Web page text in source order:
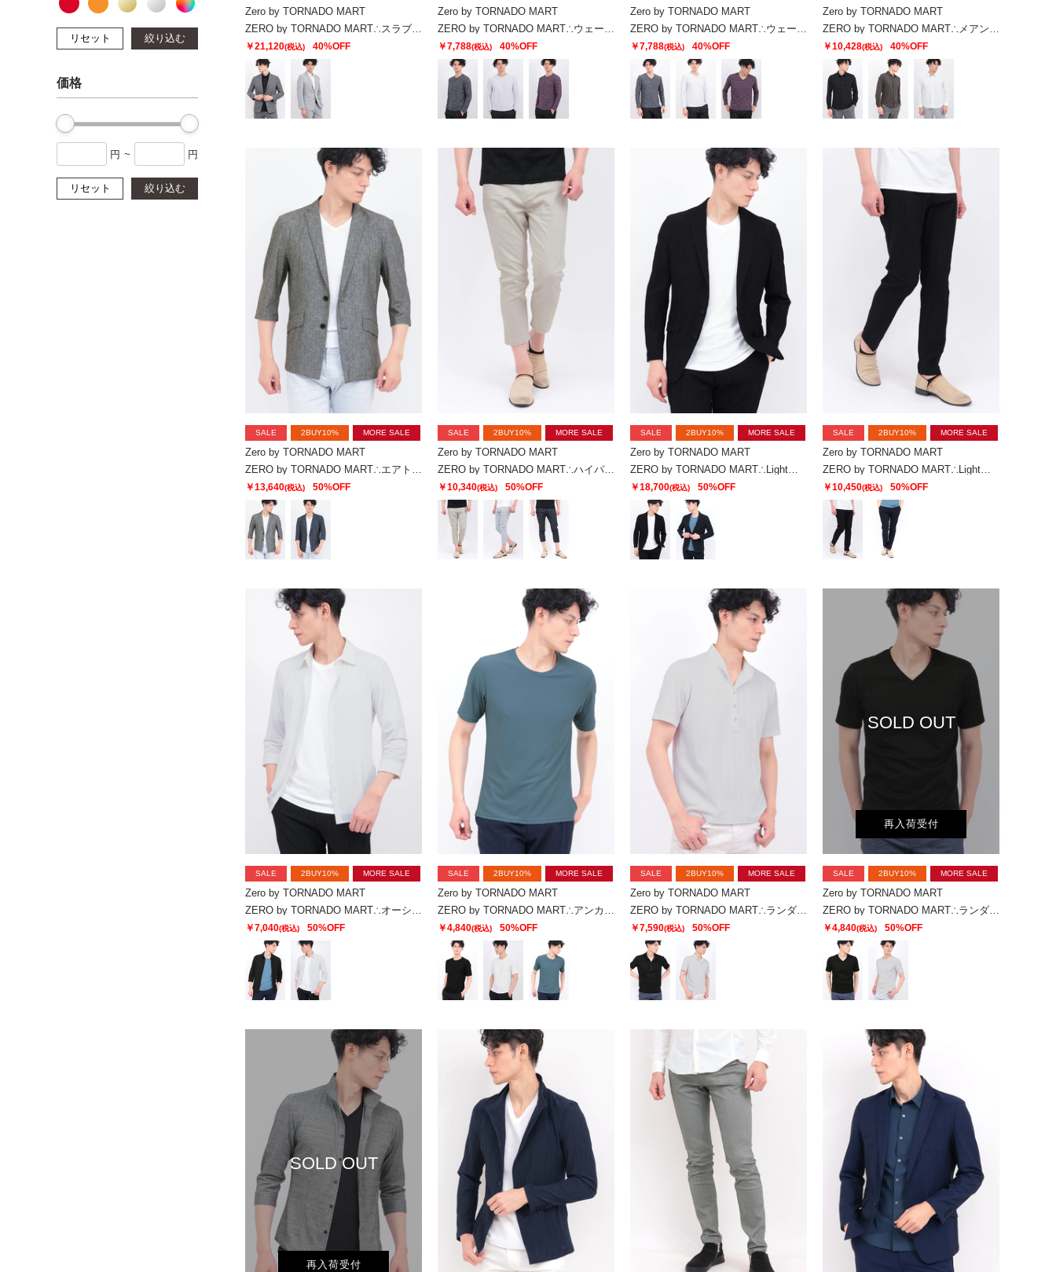
リセット 絞り込む
価格
円 ~ 円
リセット 絞り込む
Zero by TORNADO MART
￥21,120(税込) 40%OFF
Zero by TORNADO MART
￥7,788(税込) 40%OFF
Zero by TORNADO MART
￥7,788(税込) 40%OFF
Zero by TORNADO MART
￥10,428(税込) 40%OFF
SALE 2BUY10% MORE SALE
Zero by TORNADO MART
￥13,640(税込) 50%OFF
SALE 2BUY10% MORE SALE
Zero by TORNADO MART
￥10,340(税込) 50%OFF
SALE 2BUY10% MORE SALE
Zero by TORNADO MART
￥18,700(税込) 50%OFF
SALE 2BUY10% MORE SALE
Zero by TORNADO MART
￥10,450(税込) 50%OFF
SALE 2BUY10% MORE SALE
Zero by TORNADO MART
￥7,040(税込) 50%OFF
SALE 2BUY10% MORE SALE
Zero by TORNADO MART
￥4,840(税込) 50%OFF
SALE 2BUY10% MORE SALE
Zero by TORNADO MART
￥7,590(税込) 50%OFF
SOLD OUT
再入荷受付
SALE 2BUY10% MORE SALE
Zero by TORNADO MART
￥4,840(税込) 50%OFF
SOLD OUT
再入荷受付